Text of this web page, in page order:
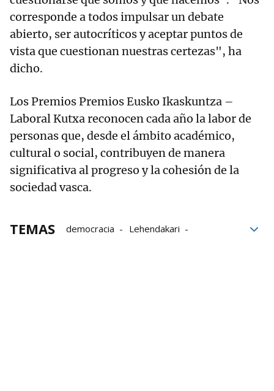
corresponde a todos impulsar un debate
abierto, ser autocríticos y aceptar puntos de
vista que cuestionan nuestras certezas", ha
dicho.
Los Premios Premios Eusko Ikaskuntza –
Laboral Kutxa reconocen cada año la labor de
personas que, desde el ámbito académico,
cultural o social, contribuyen de manera
significativa al progreso y la cohesión de la
sociedad vasca.
TEMAS democracia
Lehendakari